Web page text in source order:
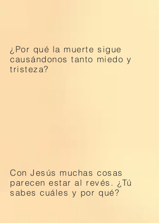
¿Por qué la muerte sigue
causándonos tanto miedo y
tristeza?
Con Jesús muchas cosas
parecen estar al revés. ¿Tú
sabes cuáles y por qué?